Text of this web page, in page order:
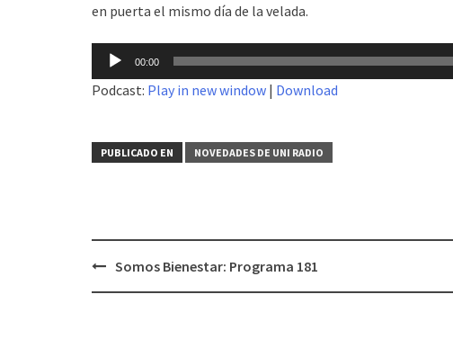
en puerta el mismo día de la velada.
Reproductor
audio
00:00
Podcast: Play in new window | Download
PUBLICADO EN NOVEDADES DE UNI RADIO
Somos Bienestar: Programa 181